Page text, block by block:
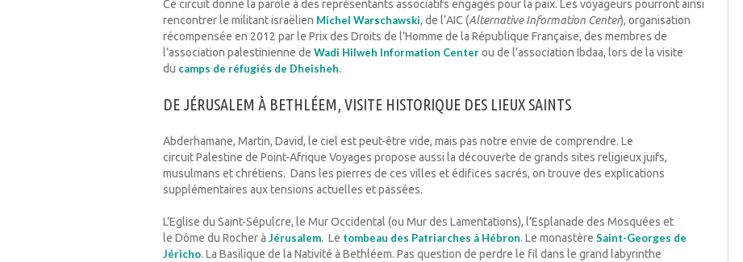
Ce circuit donne la parole à des représentants associatifs engagés pour la paix. Les voyageurs pourront ainsi
rencontrer le militant israëlien Michel Warschawski, de l’AIC (Alternative Information Center), organisation
récompensée en 2012 par le Prix des Droits de l’Homme de la République Française, des membres de
l’association palestinienne deWadi Hilweh Information Centerou de l’association Ibdaa, lors de la visite
du camps de réfugiés de Dheisheh.
DE JÉRUSALEM À BETHLÉEM, VISITE HISTORIQUE DES LIEUX SAINTS
Abderhamane, Martin, David, le ciel est peut-être vide, mais pas notre envie de comprendre. Le
circuit Palestine de Point-Afrique Voyages propose aussi la découverte de grands sites religieux juifs,
musulmans et chrétiens. Dans les pierres de ces villes et édifices sacrés, on trouve des explications
supplémentaires aux tensions actuelles et passées.
L’Eglise du Saint-Sépulcre, le Mur Occidental (ou Mur des Lamentations), l’Esplanade des Mosquées et
le Dôme du Rocher àJérusalem. Le tombeau des Patriarches à Hébron. Le monastèreSaint-Georges de
Jéricho. La Basilique de la Nativité à Bethléem. Pas question de perdre le fil dans le grand labyrinthe